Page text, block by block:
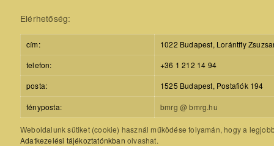
Elérhetőség:
cím:
1022 Budapest, Lorántffy
telefon:
+36 1 212 14 94
posta:
1525 Budapest, Postafiók 194
fényposta: bmrg @ bmrg.hu
Weboldalunk sütiket (cookie) használ működése folyamán, hogy a
Adatkezelési tájékoztatónkban olvashat.